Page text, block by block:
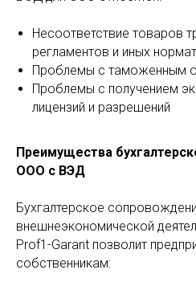
Несоответствие товаров
регламентов и иных
Проблемы с таможенным
Проблемы с получением
лицензий и разрешений
Преимущества
ООО с ВЭД
Бухгалтерское
внешнеэкономической
Prof1-Garant позволит
собственникам: